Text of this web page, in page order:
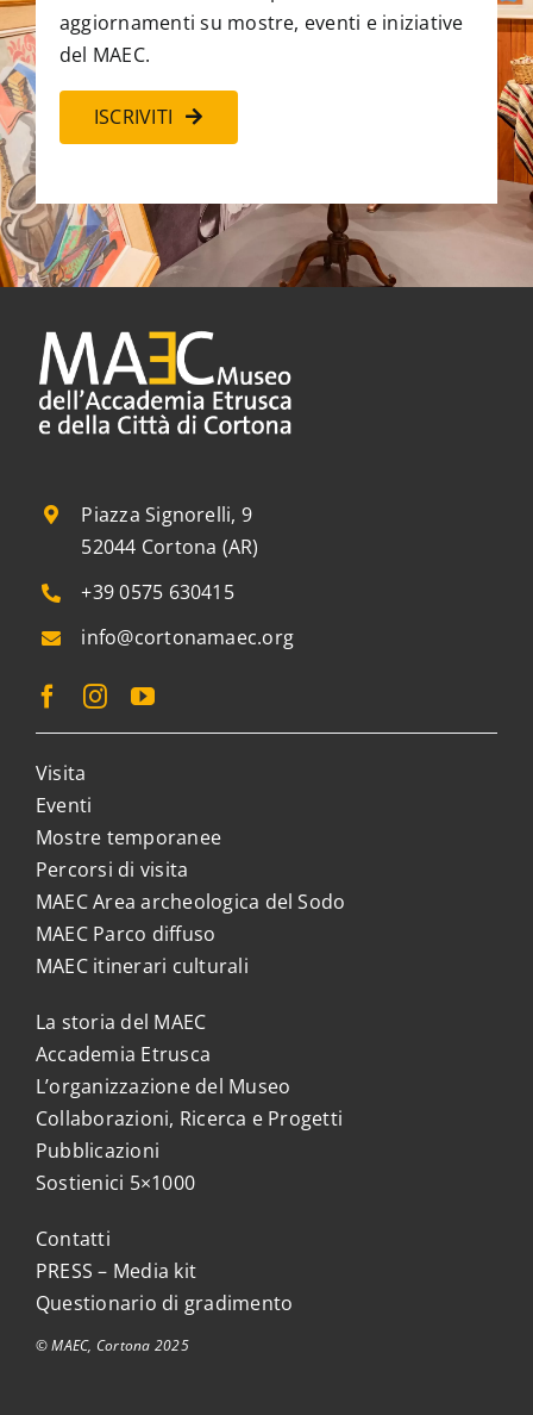
aggiornamenti su mostre, eventi e iniziative
del MAEC.
ISCRIVITI
Piazza Signorelli, 9
52044 Cortona (AR)
+39 0575 630415
info@cortonamaec.org
Visita
Eventi
Mostre temporanee
Percorsi di visita
MAEC Area archeologica del Sodo
MAEC Parco diffuso
MAEC itinerari culturali
La storia del MAEC
Accademia Etrusca
L’organizzazione del Museo
Collaborazioni, Ricerca e Progetti
Pubblicazioni
Sostienici 5×1000
Contatti
PRESS – Media kit
Questionario di gradimento
© MAEC, Cortona 2025